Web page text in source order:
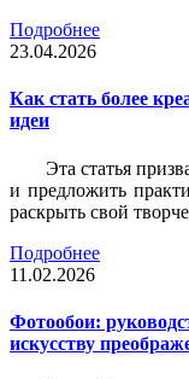
Подробнее
23.04.2026
Как стать более
идеи
Эта статья
и предложить
раскрыть свой
Подробнее
11.02.2026
Фотообои:
искусству